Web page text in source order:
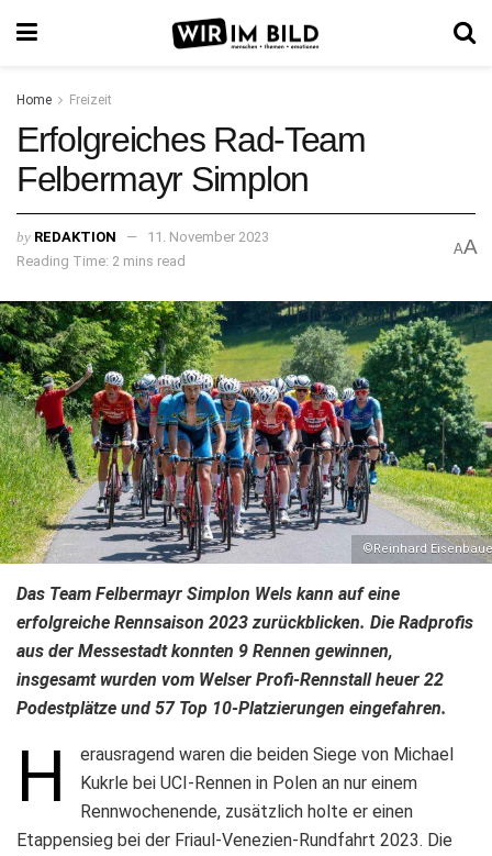
Home Freizeit
Erfolgreiches Rad-Team
Felbermayr Simplon
by REDAKTION
11. November 2023
Reading Time: 2 mins read
AA
©Reinhard
Das Team Felbermayr Simplon Wels kann auf eine
erfolgreiche Rennsaison 2023 zurückblicken. Die Radprofis
aus der Messestadt konnten 9 Rennen gewinnen,
insgesamt wurden vom Welser Profi-Rennstall heuer 22
Podestplätze und 57 Top 10-Platzierungen eingefahren.
H
erausragend waren die beiden Siege von Michael
Kukrle bei UCI-Rennen in Polen an nur einem
Rennwochenende, zusätzlich holte er einen
Etappensieg bei der Friaul-Venezien-Rundfahrt 2023. Die